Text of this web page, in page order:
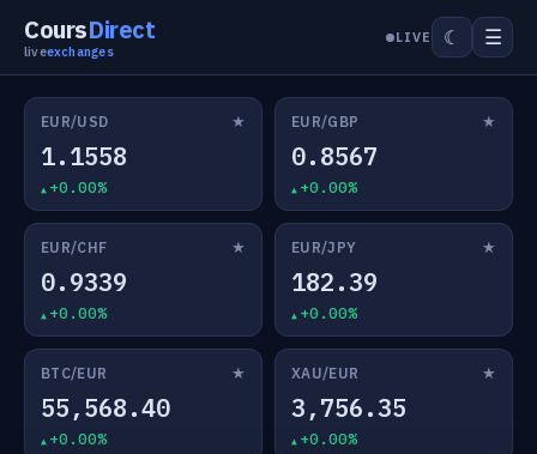
CoursDirect
liveexchanges
LIVE ☾ ☰
EUR/USD ★
1.1558
+0.00%
EUR/GBP ★
0.8567
+0.00%
EUR/CHF ★
0.9339
+0.00%
EUR/JPY ★
182.39
+0.00%
BTC/EUR ★
55,568.40
+0.00%
XAU/EUR ★
3,756.35
+0.00%